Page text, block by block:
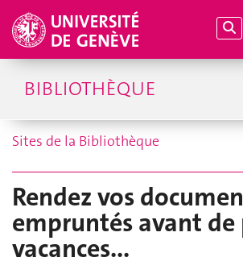
BIBLIOTHÈQUE
Sites de la Bibliothèque
Rendez vos
empruntés avant
vacances...